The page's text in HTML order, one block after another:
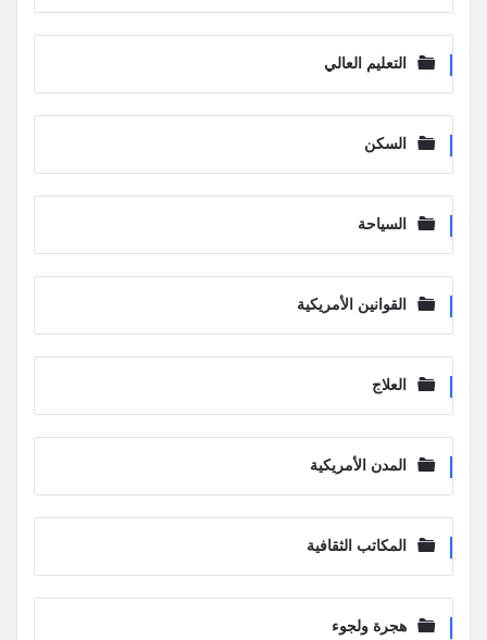
التعليم العالي
السكن
السياحة
القوانين الأمريكية
العلاج
المدن الأمريكية
المكاتب الثقافية
هجرة ولجوء